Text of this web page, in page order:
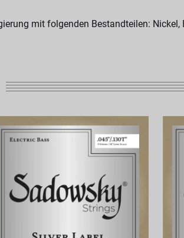
mit folgenden Bestandteilen: